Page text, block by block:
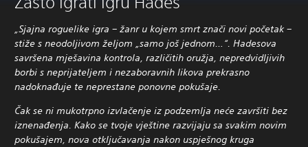
„Sjajna roguelike igra – žanr u kojem smrt znači novi početak –
stiže s neodoljivom željom „samo još jednom…“. Hadesova
savršena mješavina kontrola, različitih oružja, nepredvidljivih
borbi s neprijateljem i nezaboravnih likova prekrasno
nadoknađuje te neprestane ponovne pokušaje.
Čak se ni mukotrpno izvlačenje iz podzemlja neće završiti bez
iznenađenja. Kako se tvoje vještine razvijaju sa svakim novim
pokušajem, nova otključavanja nakon uspješnog kruga